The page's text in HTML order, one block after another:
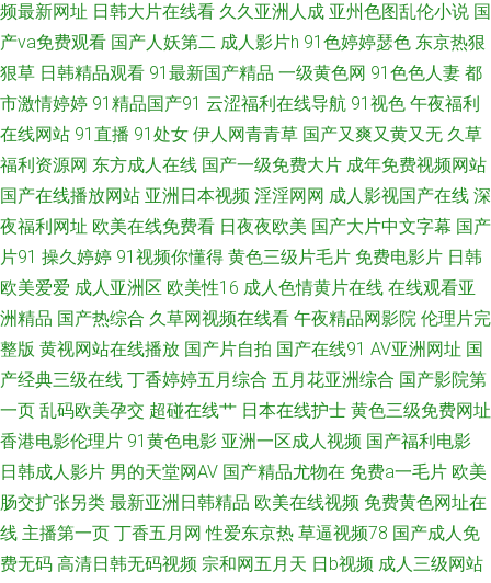
幕在线视频 91com男女操 久久人妻精品 91玉足性爱福利影视足交 日韩成人
网站欧美网站 91伊久 日韩成人久久 久久手机视频免费精品 俺去啦俺去撸 超
碰人人91 影视先锋av一区 ts性爱视频网站 五月天婷婷不卡 福利国产91 91福
利视屏免费试看 91www看黄色软件 国产自怕AV网址 三级片网址91v
www91尤物 1024人妻QV 国产人妻精品 中日韩传媒一区 狠狠操最新地址 91
社区论坛在线 男女做爱视频18 三级久久视频 韩国色片在线 操碰在线视频
95av 天堂色豆花555 超碰爱99 婷婷五月天资源站 成人一级片 新不卡的av在
线网站 伪娘91 久草福利资源站 AV午夜在线 一级片秋霞黄色网 国产图片23
区 影音先锋久久资源 国产精品一区 91TV高清 韩国午夜理论 久久中文天堂网
成人天堂av 91免费网址 深爱五月激情网 国产一区户外9 91C视频资源在线
极品五月花综合 91看片成人免费在线 91黄色电影院 亚洲国产三级片之网站
频最新网址 日韩大片在线看 久久亚洲人成 亚州色图乱伦小说 国
产va免费观看 国产人妖第二 成人影片h 91色婷婷瑟色 东京热狠
狠草 日韩精品观看 91最新国产精品 一级黄色网 91色色人妻 都
市激情婷婷 91精品国产91 云涩福利在线导航 91视色 午夜福利
在线网站 91直播 91处女 伊人网青青草 国产又爽又黄又无 久草
福利资源网 东方成人在线 国产一级免费大片 成年免费视频网站
国产在线播放网站 亚洲日本视频 淫淫网网 成人影视国产在线 深
夜福利网址 欧美在线免费看 日夜夜欧美 国产大片中文字幕 国产
片91 操久婷婷 91视频你懂得 黄色三级片毛片 免费电影片 日韩
欧美爱爱 成人亚洲区 欧美性16 成人色情黄片在线 在线观看亚
洲精品 国产热综合 久草网视频在线看 午夜精品网影院 伦理片完
整版 黄视网站在线播放 国产片自拍 国产在线91 AV亚洲网址 国
产经典三级在线 丁香婷婷五月综合 五月花亚洲综合 国产影院第
一页 乱码欧美孕交 超碰在线艹 日本在线护士 黄色三级免费网址
香港电影伦理片 91黄色电影 亚洲一区成人视频 国产福利电影
日韩成人影片 男的天堂网AV 国产精品尤物在 免费a一毛片 欧美
肠交扩张另类 最新亚洲日韩精品 欧美在线视频 免费黄色网址在
线 主播第一页 丁香五月网 性爱东京热 草逼视频78 国产成人免
费无码 高清日韩无码视频 宗和网五月天 日b视频 成人三级网站